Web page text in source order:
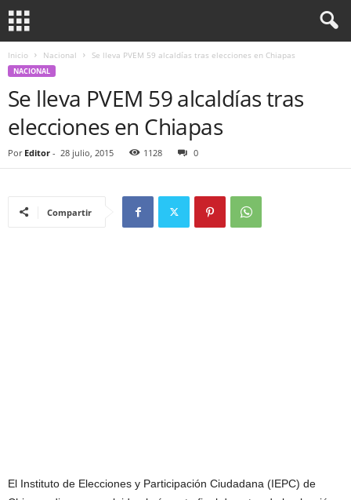
Inicio Nacional Se lleva PVEM 59 alcaldías tras elecciones en Chiapas
NACIONAL
Se lleva PVEM 59 alcaldías tras
elecciones en Chiapas
Por Editor - 28 julio, 2015 1128 0
Compartir
El Instituto de Elecciones y Participación Ciudadana (IEPC) de